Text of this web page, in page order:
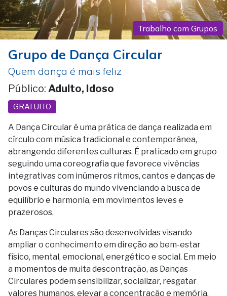
Trabalho com Grupos
Grupo de Dança Circular
Quem dança é mais feliz
Público: Adulto, Idoso
GRATUITO
A Dança Circular é uma prática de dança realizada em
círculo com música tradicional e contemporânea,
abrangendo diferentes culturas. É praticado em grupo
seguindo uma coreografia que favorece vivências
integrativas com inúmeros ritmos, cantos e danças de
povos e culturas do mundo vivenciando a busca de
equilíbrio e harmonia, em movimentos leves e
prazerosos.
As Danças Circulares são desenvolvidas visando
ampliar o conhecimento em direção ao bem-estar
físico, mental, emocional, energético e social. Em meio
a momentos de muita descontração, as Danças
Circulares podem sensibilizar, socializar, resgatar
valores humanos, elevar a concentração e memória,